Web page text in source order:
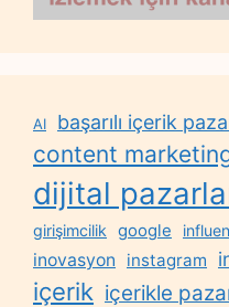
AI başarılı içerik
content
dijital
girişimcilik google
inovasyon instagram
içerik içerikle